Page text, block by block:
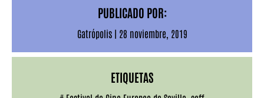
PUBLICADO POR:
Gatrópolis | 28 noviembre, 2019
ETIQUETAS